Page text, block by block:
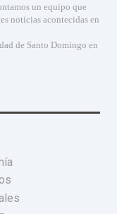
un equipo que
noticias acontecidas en
de Santo Domingo en